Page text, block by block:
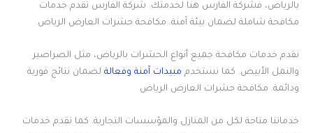
بالرياض، فشركة الفارس هنا لخدمتك. شركة الفارس تقدم خدمات
مكافحة شاملة لضمان بيئة آمنة. مكافحة حشرات العارض الرياض
نقدم خدمات مكافحة جميع أنواع الحشرات بالرياض، مثل الصراصير
والنمل الأبيض. كما نستخدم مبيدات آمنة وفعالة لضمان نتائج فورية
ودائمة. مكافحة حشرات العارض الرياض
خدماتنا متاحة لكل من المنازل والمؤسسات التجارية. كما نقدم خدمات